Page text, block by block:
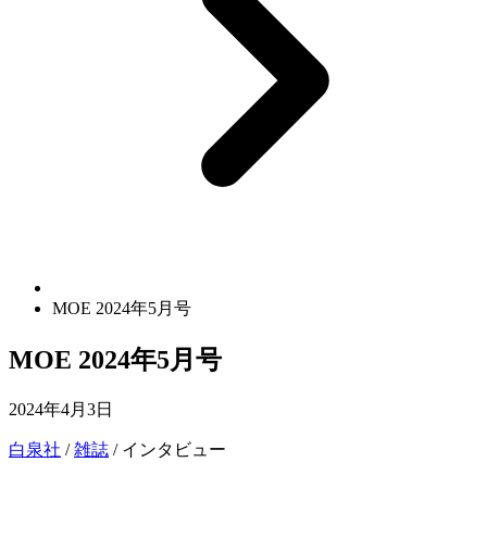
MOE 2024年5月号
MOE 2024年5月号
2024年4月3日
白泉社 /雑誌 / インタビュー